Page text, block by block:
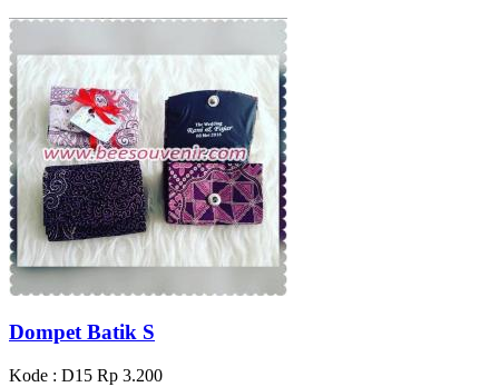
Dompet Batik S
Kode : D15 Rp 3.200